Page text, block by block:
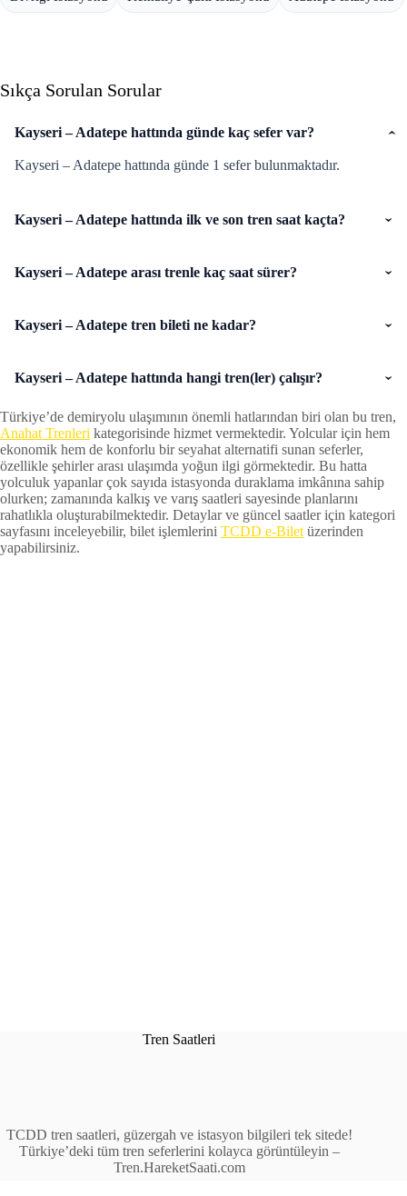
Sıkça Sorulan Sorular
Kayseri – Adatepe hattında günde kaç sefer var?
Kayseri – Adatepe hattında günde 1 sefer bulunmaktadır.
Kayseri – Adatepe hattında ilk ve son tren saat kaçta?
Kayseri – Adatepe arası trenle kaç saat sürer?
Kayseri – Adatepe tren bileti ne kadar?
Kayseri – Adatepe hattında hangi tren(ler) çalışır?
Türkiye’de demiryolu ulaşımının önemli hatlarından biri olan bu tren,
Anahat Trenleri kategorisinde hizmet vermektedir. Yolcular için hem
ekonomik hem de konforlu bir seyahat alternatifi sunan seferler,
özellikle şehirler arası ulaşımda yoğun ilgi görmektedir. Bu hatta
yolculuk yapanlar çok sayıda istasyonda duraklama imkânına sahip
olurken; zamanında kalkış ve varış saatleri sayesinde planlarını
rahatlıkla oluşturabilmektedir. Detaylar ve güncel saatler için kategori
sayfasını inceleyebilir, bilet işlemlerini TCDD e-Bilet üzerinden
yapabilirsiniz.
Tren Saatleri
TCDD tren saatleri, güzergah ve istasyon bilgileri tek sitede!
Türkiye’deki tüm tren seferlerini kolayca görüntüleyin –
Tren.HareketSaati.com